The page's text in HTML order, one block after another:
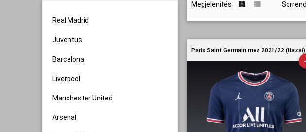
Real Madrid
Juventus
Barcelona
Liverpool
Manchester United
Arsenal
Megjelenítés Sorrend
Paris Saint Germain mez 2021/22 (Hazai)